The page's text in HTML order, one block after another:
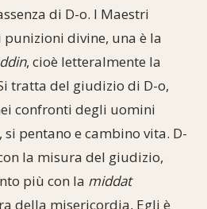
di D-o. I Maestri
divine, una è la
, cioè letteralmente la
tratta del giudizio di D-o,
confronti degli uomini
si pentano e cambino vita. D-
la misura del giudizio,
più con la middat
della misericordia, Egli è